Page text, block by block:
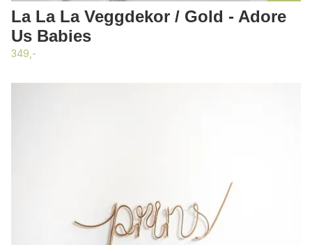
La La La Veggdekor / Gold - Adore
Us Babies
349,-